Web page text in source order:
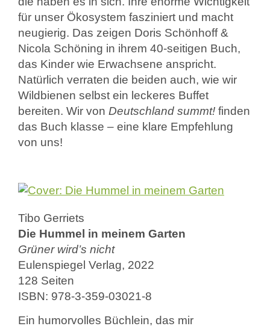
für unser Ökosystem fasziniert und macht
neugierig. Das zeigen Doris Schönhoff &
Nicola Schöning in ihrem 40-seitigen Buch,
das Kinder wie Erwachsene anspricht.
Natürlich verraten die beiden auch, wie wir
Wildbienen selbst ein leckeres Buffet
bereiten. Wir von Deutschland summt! finden
das Buch klasse – eine klare Empfehlung
von uns!
Tibo Gerriets
Die Hummel in meinem Garten
Grüner wird’s nicht
Eulenspiegel Verlag, 2022
128 Seiten
ISBN: 978-3-359-03021-8
Ein humorvolles Büchlein, das mir